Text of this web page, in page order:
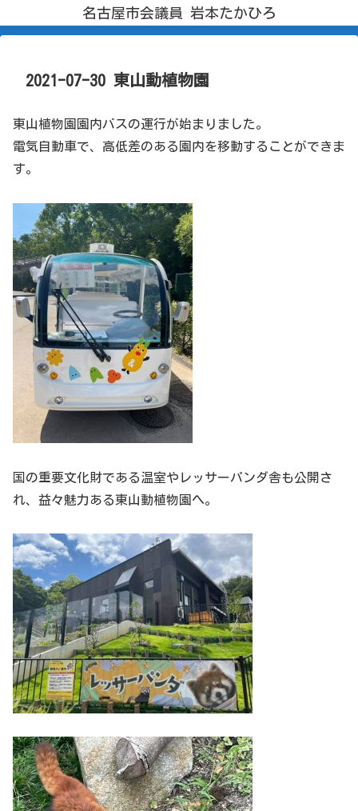
名古屋市会議員 岩本たかひろ
2021-07-30 東山動植物園
東山植物園園内バスの運行が始まりました。
電気自動車で、高低差のある園内を移動することができま
す。
国の重要文化財である温室やレッサーパンダ舎も公開さ
れ、益々魅力ある東山動植物園へ。